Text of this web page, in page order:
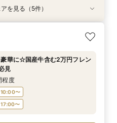
★】在宅&スマホでOK！オン
17:00〜
を予約
大歓迎】最短90分×見積もり相
15:00〜
を予約
約◎／フレンチ試食＆直前予約
10:00〜
17:00〜
を予約
邸宅で残す大切な一日！期間限
10:00〜
17:00〜
を予約
優待★ドレス試着】光の大聖堂
10:00〜
17:00〜
を予約
を見る（5件）
華に☆国産牛含む2万円フレン
見
程度
10:00〜
17:00〜